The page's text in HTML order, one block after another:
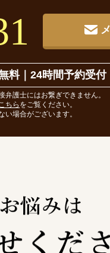
料｜24時間予約受付
護士にはお繋ぎできません。
こちら をご覧ください。
場合がございます。